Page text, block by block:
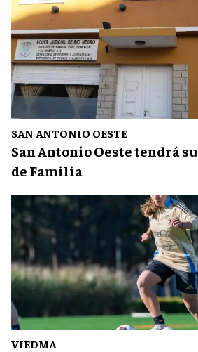
SAN ANTONIO OESTE
San Antonio Oeste tendrá
de Familia
VIEDMA